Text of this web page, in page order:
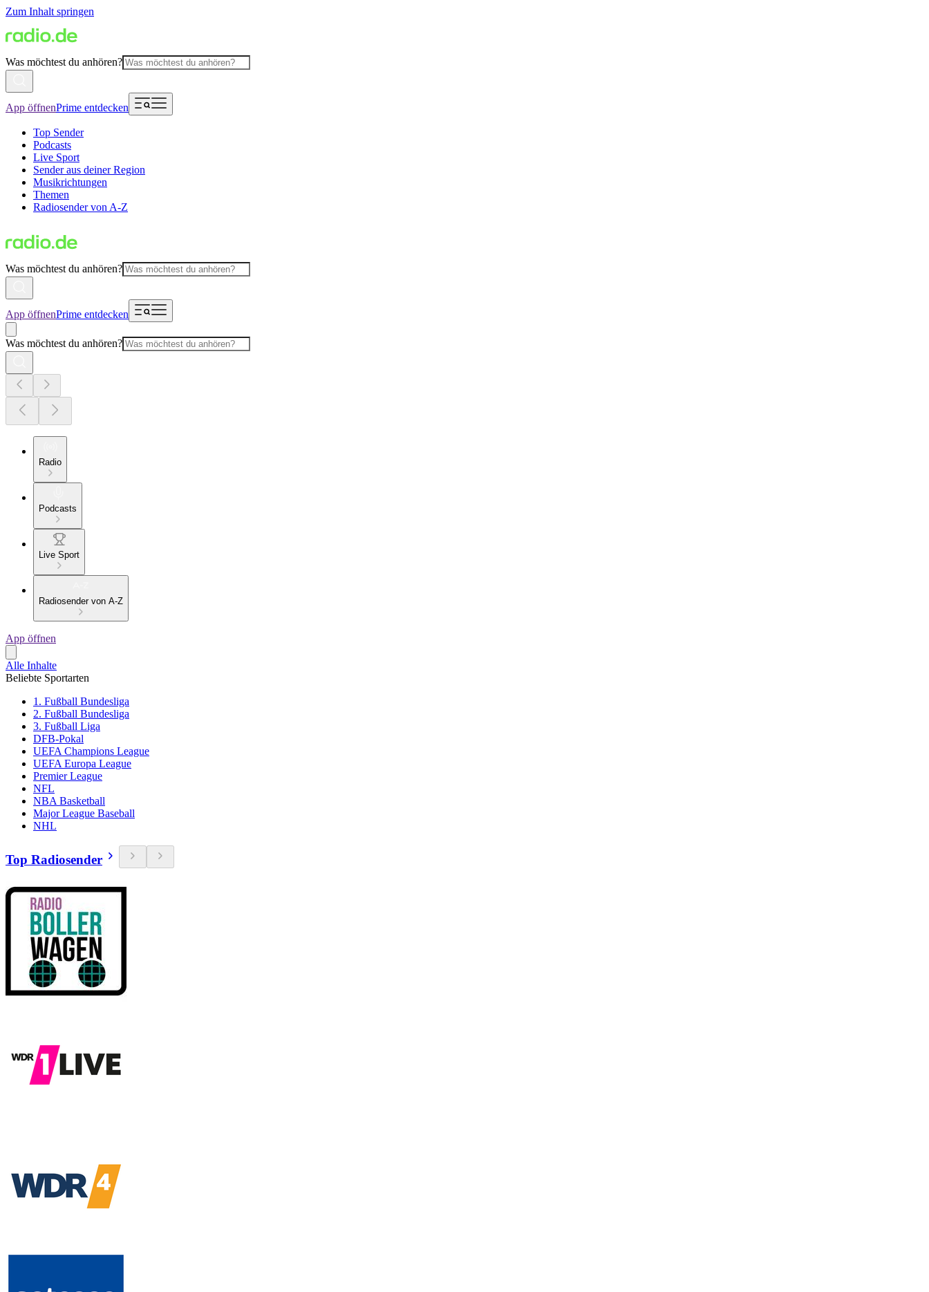
Zum Inhalt springen
Was möchtest du anhören?
App öffnenPrime entdecken
Top Sender
Podcasts
Live Sport
Sender aus deiner Region
Musikrichtungen
Themen
Radiosender von A-Z
Was möchtest du anhören?
App öffnenPrime entdecken
Was möchtest du anhören?
Radio
Podcasts
Live Sport
Radiosender von A-Z
App öffnen
Alle Inhalte
Beliebte Sportarten
1. Fußball Bundesliga
2. Fußball Bundesliga
3. Fußball Liga
DFB-Pokal
UEFA Champions League
UEFA Europa League
Premier League
NFL
NBA Basketball
Major League Baseball
NHL
Top Radiosender